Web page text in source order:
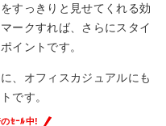
すっきりと見せてくれる効
ークすれば、さらにスタイ
イントです。
、オフィスカジュアルにも
です。